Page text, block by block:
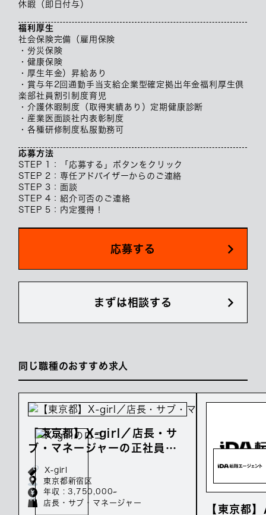
休暇（即日付与）
福利厚生
社会保険完備（雇用保険
・労災保険
・健康保険
・厚生年金）昇給あり
・賞与年2回通勤手当支給企業型確定拠出年金福利厚生倶
楽部社員割引制度育児
・介護休暇制度（取得実績あり）定期健康診断
・産業医面談社内表彰制度
・各種研修制度私服勤務可
応募方法
STEP 1：「応募する」ボタンをクリック
STEP 2：専任アドバイザーからのご連絡
STEP 3：面談
STEP 4：紹介可否のご連絡
STEP 5：内定獲得！
応募する
まずは相談する
同じ職種のおすすめ求人
【東京都】X-girl／店長・サ
ブ・マネージャーの正社員募
集／年収375万～
X-girl
東京都新宿区
年収 : 3,750,000~
店長・サブ・マネージャー
【東京都